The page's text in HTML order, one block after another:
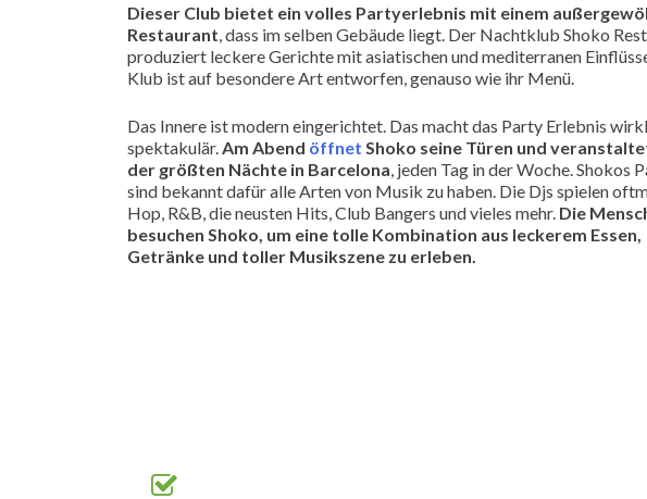
Dieser Club bietet ein volles Partyerlebnis mit einem
Restaurant , dass im selben Gebäude liegt. Der Nachtklub Shoko
produziert leckere Gerichte mit asiatischen und mediterranen
Klub ist auf besondere Art entworfen, genauso wie ihr Menü.
Das Innere ist modern eingerichtet. Das macht das Party Erlebnis
spektakulär. Am Abend öffnet Shoko seine Türen und
der größten Nächte in Barcelona , jeden Tag in der Woche. Shokos
sind bekannt dafür alle Arten von Musik zu haben. Die Djs spielen
Hop, R&B, die neusten Hits, Club Bangers und vieles mehr. Die
besuchen Shoko, um eine tolle Kombination aus leckerem Essen,
Getränke und toller Musikszene zu erleben.